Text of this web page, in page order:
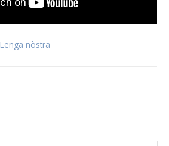
Lenga nòstra